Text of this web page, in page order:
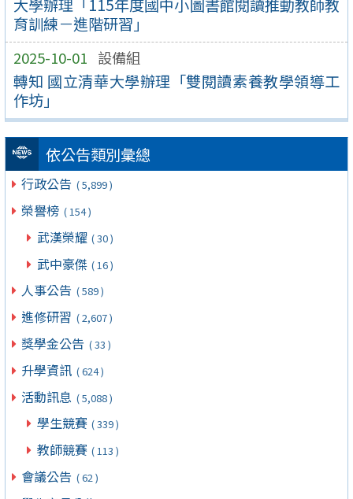
大學辦理「115年度國中小圖書館閱讀推動教師教
育訓練－進階研習」
2025-10-01 設備組
轉知 國立清華大學辦理「雙閱讀素養教學領導工
作坊」
依公告類別彙總
行政公告 ( 5,899 )
榮譽榜 ( 154 )
武漢榮耀 ( 30 )
武中豪傑 ( 16 )
人事公告 ( 589 )
進修研習 ( 2,607 )
獎學金公告 ( 33 )
升學資訊 ( 624 )
活動訊息 ( 5,088 )
學生競賽 ( 339 )
教師競賽 ( 113 )
會議公告 ( 62 )